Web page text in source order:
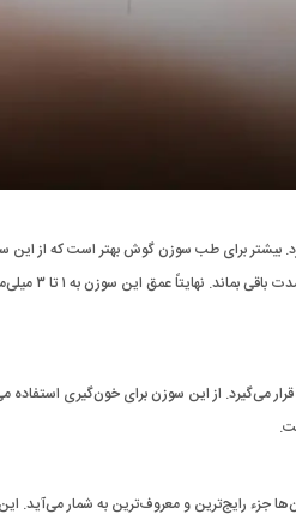
برای طب سوزن گوش بهتر است که از این
چسب ضد آب، این سوزن
از این سوزن برای خون‌گیری استفاده
جزء رایج‌ترین و معروف‌ترین به شمار می‌آید.